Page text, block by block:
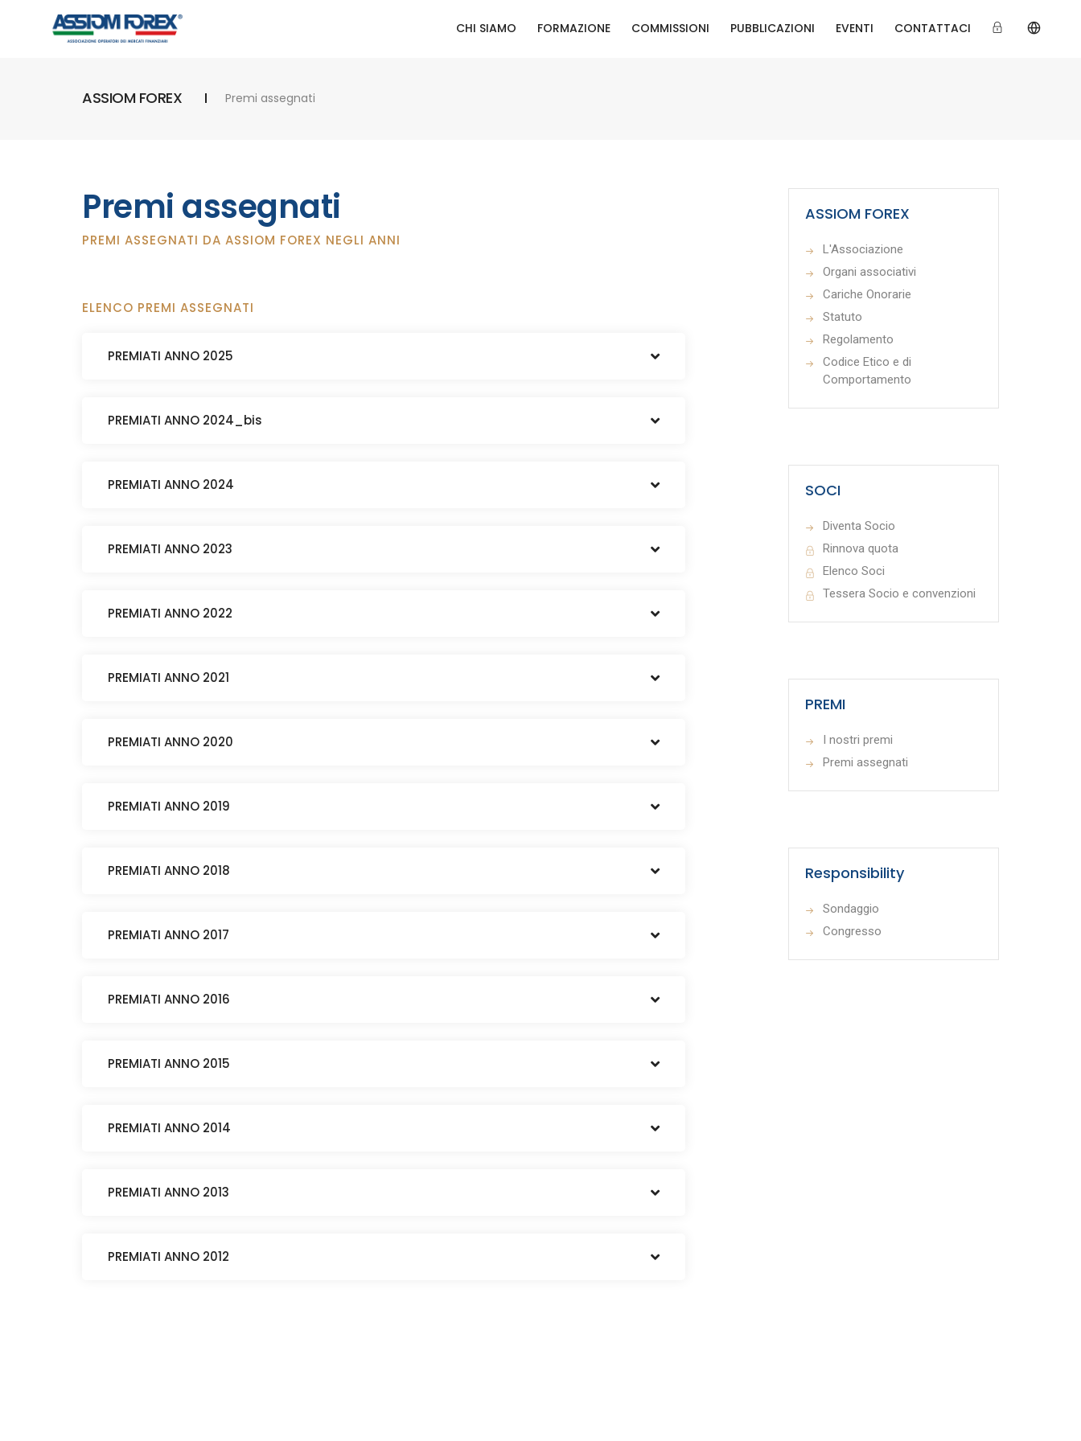
CHI SIAMO FORMAZIONE COMMISSIONI PUBBLICAZIONI EVENTI CONTATTACI
ASSIOM FOREX Premi assegnati
Premi assegnati
PREMI ASSEGNATI DA ASSIOM FOREX NEGLI ANNI
ELENCO PREMI ASSEGNATI
PREMIATI ANNO 2025
PREMIATI ANNO 2024_bis
PREMIATI ANNO 2024
PREMIATI ANNO 2023
PREMIATI ANNO 2022
PREMIATI ANNO 2021
PREMIATI ANNO 2020
PREMIATI ANNO 2019
PREMIATI ANNO 2018
PREMIATI ANNO 2017
PREMIATI ANNO 2016
PREMIATI ANNO 2015
PREMIATI ANNO 2014
PREMIATI ANNO 2013
PREMIATI ANNO 2012
ASSIOM FOREX
L'Associazione
Organi associativi
Cariche Onorarie
Statuto
Regolamento
Codice Etico e di
Comportamento
SOCI
Diventa Socio
Rinnova quota
Elenco Soci
Tessera Socio e convenzioni
PREMI
I nostri premi
Premi assegnati
Responsibility
Sondaggio
Congresso